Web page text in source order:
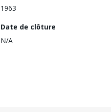
1963
Date de clôture
N/A